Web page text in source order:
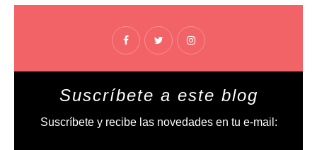
Suscríbete a este blog
Suscríbete y recibe las novedades en tu e-mail: